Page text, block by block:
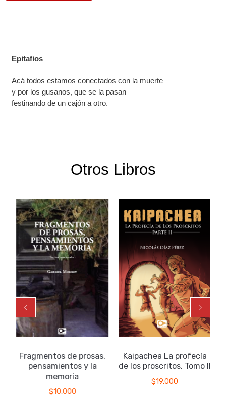
Epitafios
Acá todos estamos conectados con la muerte
y por los gusanos, que se la pasan
festinando de un cajón a otro.
Otros Libros
Fragmentos de prosas,
pensamientos y la
memoria
$10.000
Kaipachea La profecía
de los proscritos, Tomo II
$19.000